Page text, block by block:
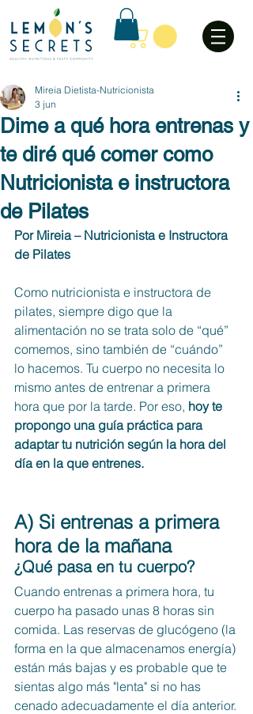
Dime a qué hora entrenas y
te diré qué comer como
Nutricionista e instructora
de Pilates
Mireia Dietista-Nutricionista
3 jun
Por Mireia – Nutricionista e Instructora
de Pilates
Como nutricionista e instructora de
pilates, siempre digo que la
alimentación no se trata solo de “qué”
comemos, sino también de “cuándo”
lo hacemos. Tu cuerpo no necesita lo
mismo antes de entrenar a primera
hora que por la tarde. Por eso, hoy te
propongo una guía práctica para
adaptar tu nutrición según la hora del
día en la que entrenes.
A) Si entrenas a primera
hora de la mañana
¿Qué pasa en tu cuerpo?
Cuando entrenas a primera hora, tu
cuerpo ha pasado unas 8 horas sin
comida. Las reservas de glucógeno (la
forma en la que almacenamos energía)
están más bajas y es probable que te
sientas algo más "lenta" si no has
cenado adecuadamente el día anterior.